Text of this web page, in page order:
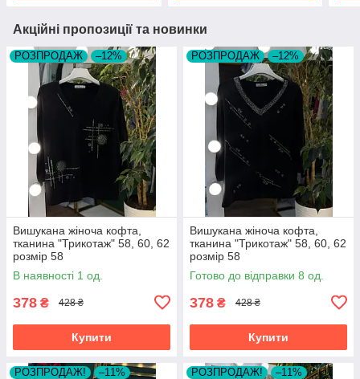
Акційні пропозиції та новинки
РОЗПРОДАЖ –12%
Вишукана жіноча кофта,
тканина "Трикотаж" 58, 60, 62
розмір 58
В наявності 1 од.
378 ₴ 428 ₴
Купити
РОЗПРОДАЖ –12%
Вишукана жіноча кофта,
тканина "Трикотаж" 58, 60, 62
розмір 58
Готово до відправки 8 од.
378 ₴ 428 ₴
Купити
РОЗПРОДАЖ! –11% РОЗПРОДАЖ! –11%